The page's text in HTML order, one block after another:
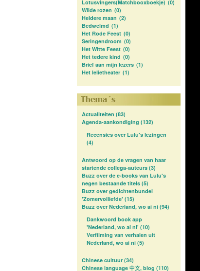
Lotusvingers(Matchbooxboekje) (0)
Wilde rozen (0)
Heldere maan (2)
Bedwelmd (1)
Het Rode Feest (0)
Seringendroom (0)
Het Witte Feest (0)
Het tedere kind (0)
Brief aan mijn lezers (1)
Het lelietheater (1)
Actualiteiten (83)
Agenda-aankondiging (132)
Recensies over Lulu's lezingen
(4)
Antwoord op de vragen van haar
startende collega-auteurs (3)
Buzz over de e-books van Lulu's
negen bestaande titels (5)
Buzz over gedichtenbundel
'Zomervolliefde' (15)
Buzz over Nederland, wo ai ni (94)
Dankwoord book app
'Nederland, wo ai ni' (10)
Verfilming van verhalen uit
Nederland, wo ai ni (5)
Chinese cultuur (34)
Chinese language 中文, blog (110)